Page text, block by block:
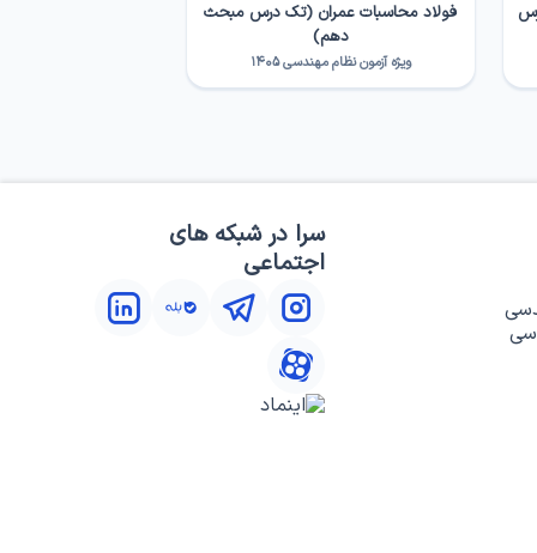
فولاد محاسبات عمران (تک درس مبحث
دهم)
ویژه آزمون نظام مهندسی ۱۴۰۵
سرا در شبکه های
اجتماعی